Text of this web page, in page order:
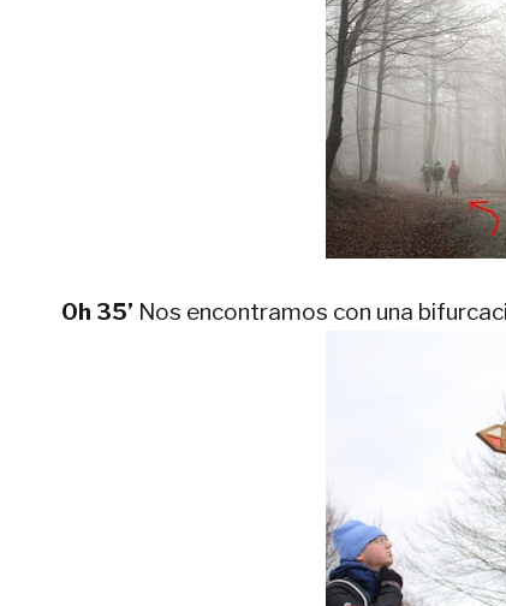
0h 35’ Nos encontramos con una